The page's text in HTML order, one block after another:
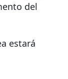
del
estará